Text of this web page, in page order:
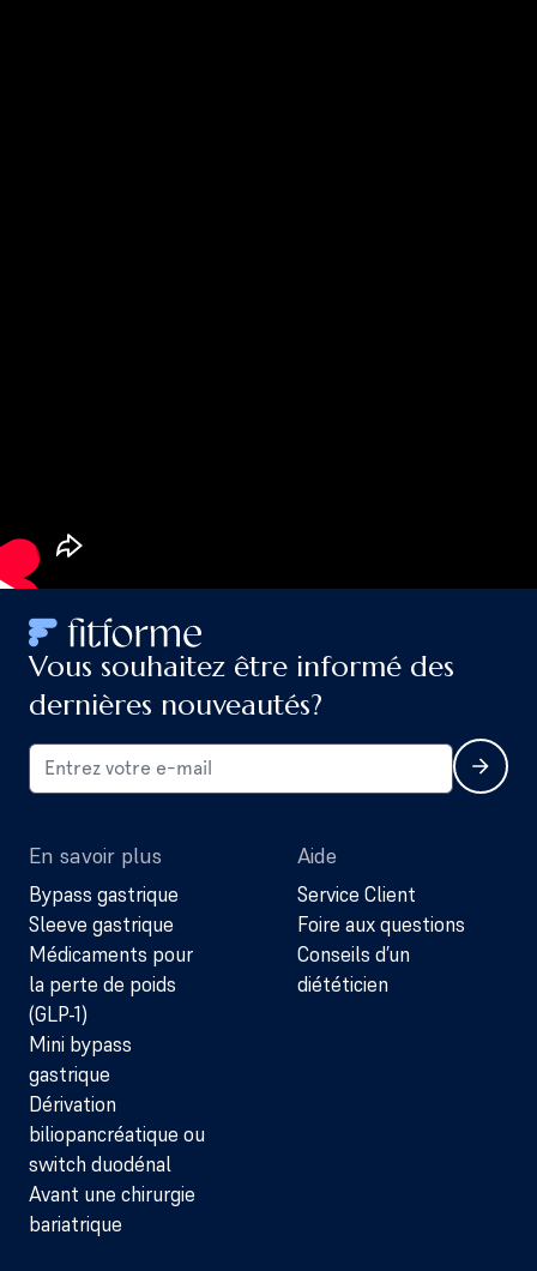
Vous souhaitez être informé des
dernières nouveautés?
En savoir plus
Bypass gastrique
Sleeve gastrique
Médicaments pour
la perte de poids
(GLP-1)
Mini bypass
gastrique
Dérivation
biliopancréatique ou
switch duodénal
Avant une chirurgie
bariatrique
Aide
Service Client
Foire aux questions
Conseils d’un
diététicien